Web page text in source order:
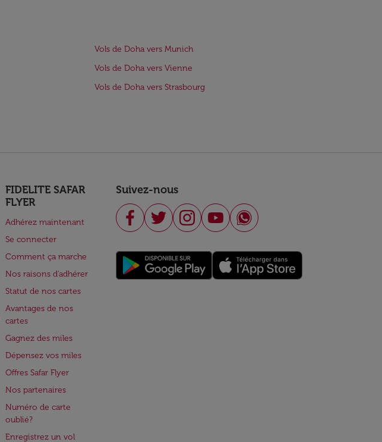
Vols de Doha vers Munich
Vols de Doha vers Vienne
Vols de Doha vers Strasbourg
FIDELITE SAFAR
FLYER
Adhérez maintenant
Se connecter
Comment ça marche
Nos raisons d'adhérer
Statut de nos cartes
Avantages de nos
cartes
Gagnez des miles
Dépensez vos miles
Offres Safar Flyer
Nos partenaires
Numéro de carte
oublié?
Enregistrez un vol
Suivez-nous